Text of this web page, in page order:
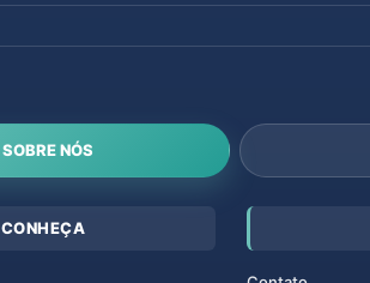
SOBRE NÓS
CONHEÇA